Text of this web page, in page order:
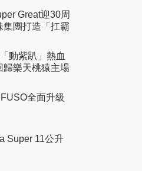
Great迎30周
集團打造「扛霸
動紫趴」熱血
歸樂天桃猿主場
全面升級
Super 11公升